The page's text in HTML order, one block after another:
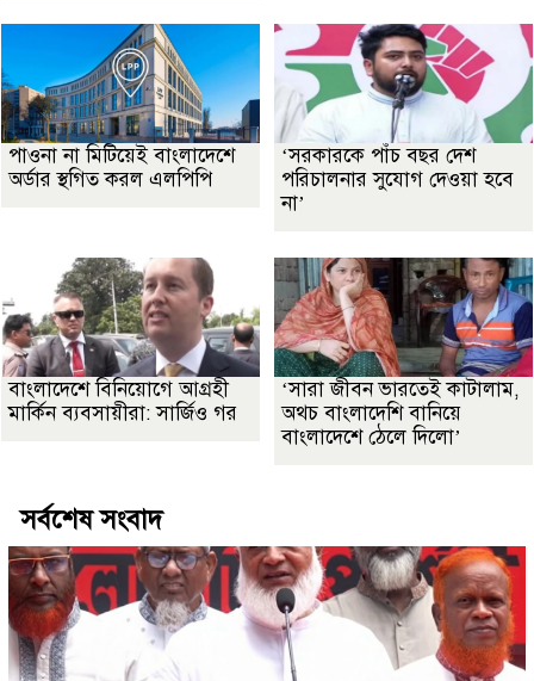
পাওনা না মিটিয়েই বাংলাদেশে
অর্ডার স্থগিত করল এলপিপি
‘সরকারকে পাঁচ বছর দেশ
পরিচালনার সুযোগ দেওয়া হবে
না’
বাংলাদেশে বিনিয়োগে আগ্রহী
মার্কিন ব্যবসায়ীরা: সার্জিও গর
‘সারা জীবন ভারতেই কাটালাম,
অথচ বাংলাদেশি বানিয়ে
বাংলাদেশে ঠেলে দিলো’
সর্বশেষ সংবাদ